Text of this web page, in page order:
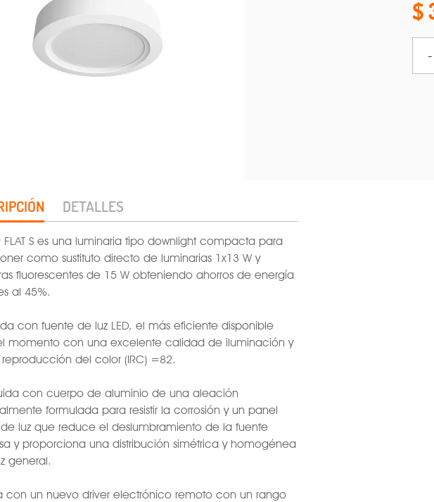
-
DETALLES
FLAT S es una luminaria tipo downlight compacta para
como sustituto directo de luminarias 1x13 W y
fluorescentes de 15 W obteniendo ahorros de energía
al 45%.
con fuente de luz LED, el más eficiente disponible
momento con una excelente calidad de iluminación y
del color (IRC) =82.
con cuerpo de aluminio de una aleación
formulada para resistir la corrosión y un panel
de luz que reduce el deslumbramiento de la fuente
y proporciona una distribución simétrica y homogénea
general.
con un nuevo driver electrónico remoto con un rango